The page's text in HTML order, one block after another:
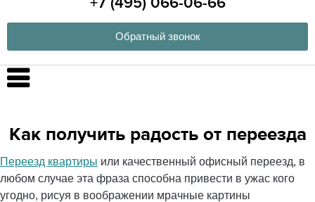
Обратный звонок
Как получить радость от переезда
Переезд квартиры или качественный офисный переезд, в
любом случае эта фраза способна привести в ужас кого
угодно, рисуя в воображении мрачные картины